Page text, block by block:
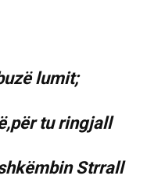
lumit;
tu ringjall
Strrall